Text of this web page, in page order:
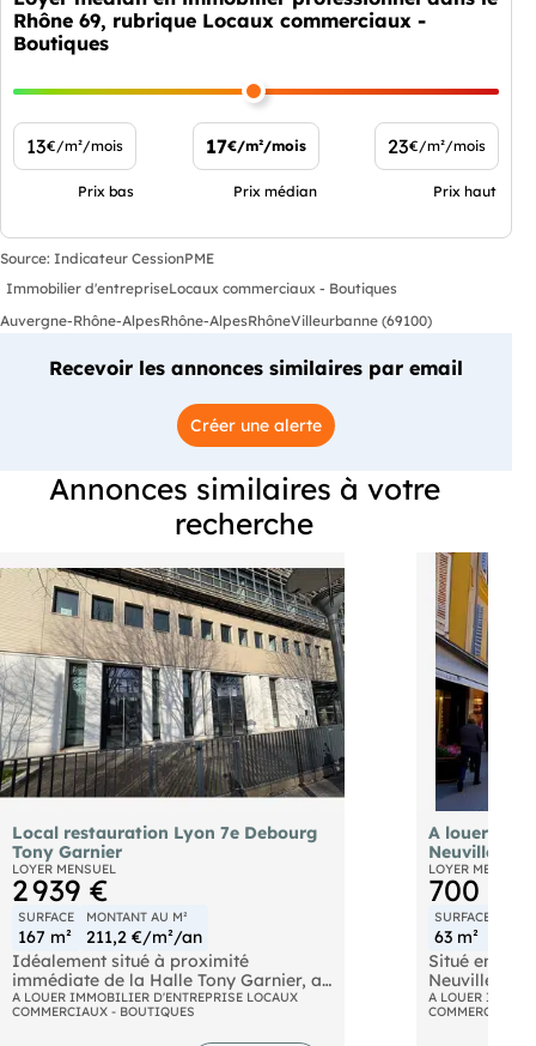
Rhône 69, rubrique Locaux commerciaux -
Boutiques
13€/m²/mois
Prix bas
17€/m²/mois
Prix médian
23€/m²/mois
Prix haut
Source: Indicateur CessionPME
Immobilier d'entrepriseLocaux commerciaux - Boutiques
Auvergne-Rhône-AlpesRhône-AlpesRhôneVilleurbanne (69100)
Recevoir les annonces similaires par email
Créer une alerte
Annonces similaires à votre
recherche
Local restauration Lyon 7e Debourg
Tony Garnier
LOYER MENSUEL
2 939 €
SURFACE
167 m²
MONTANT AU M²
211,2 €/m²/an
Idéalement situé à proximité
immédiate de la Halle Tony Garnier, au
coeur d'un secteur dynamique mêlant
universités, bureaux et flux résidentiels.
Ce local commercial brut de béton
A LOUER IMMOBILIER D'ENTREPRISE LOCAUX
COMMERCIAUX - BOUTIQUES
A louer
Neuville-
LOYER MENSUEL
700 €
SURFACE
63 m²
Situé en
Neuville-
piétonne
commercial
A LOUER
COMMERCIAUX